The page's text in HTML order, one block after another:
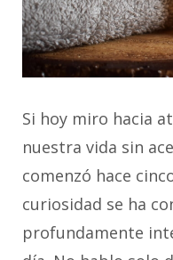
Si hoy miro hacia
nuestra vida sin
comenzó hace
curiosidad se ha
profundamente